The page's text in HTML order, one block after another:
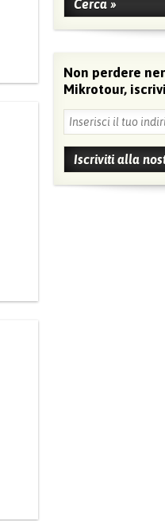
Non perdere
Mikrotour,